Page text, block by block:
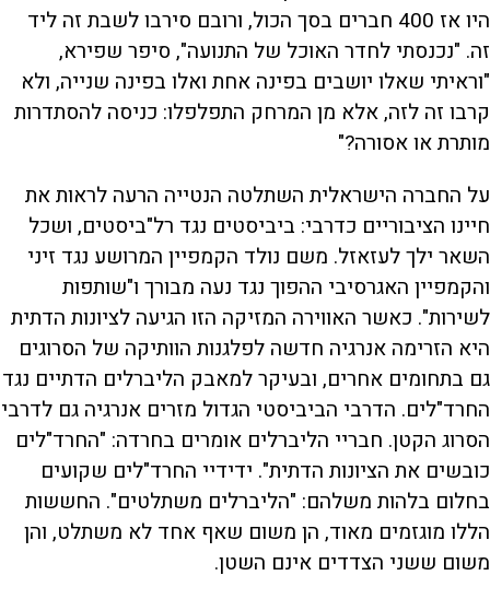
היו אז 400 חברים בסך הכול, ורובם סירבו לשבת זה ליד
זה. "נכנסתי לחדר האוכל של התנועה", סיפר שפירא,
"וראיתי שאלו יושבים בפינה אחת ואלו בפינה שנייה, ולא
קרבו זה לזה, אלא מן המרחק התפלפלו: כניסה להסתדרות
מותרת או אסורה?"
על החברה הישראלית השתלטה הנטייה הרעה לראות את
חיינו הציבוריים כדרבי: ביביסטים נגד רל"ביסטים, ושכל
השאר ילך לעזאזל. משם נולד הקמפיין המרושע נגד זיני
והקמפיין האגרסיבי ההפוך נגד נעה מבורך ו"שותפות
לשירות". כאשר האווירה המזיקה הזו הגיעה לציונות הדתית
היא הזרימה אנרגיה חדשה לפלגנות הוותיקה של הסרוגים
גם בתחומים אחרים, ובעיקר למאבק הליברלים הדתיים נגד
החרד"לים. הדרבי הביביסטי הגדול מזרים אנרגיה גם לדרבי
הסרוג הקטן. חבריי הליברלים אומרים בחרדה: "החרד"לים
כובשים את הציונות הדתית". ידידיי החרד"לים שקועים
בחלום בלהות משלהם: "הליברלים משתלטים". החששות
הללו מוגזמים מאוד, הן משום שאף אחד לא משתלט, והן
משום ששני הצדדים אינם השטן.